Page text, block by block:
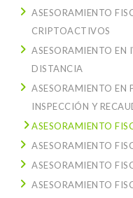
ASESORAMIENTO
CRIPTOACTIVOS
ASESORAMIENTO EN
DISTANCIA
ASESORAMIENTO EN
INSPECCIÓN Y
ASESORAMIENTO
ASESORAMIENTO
ASESORAMIENTO
ASESORAMIENTO